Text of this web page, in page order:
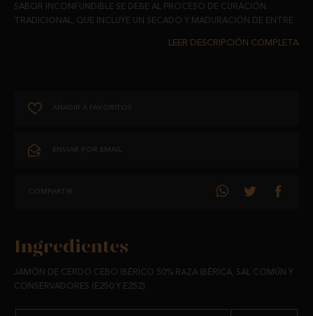
SABOR INCONFUNDIBLE SE DEBE AL PROCESO DE CURACIÓN
TRADICIONAL, QUE INCLUYE UN SECADO Y MADURACIÓN DE ENTRE
CONSUMO PREFERENTE: 6 MESES.
ENVASADOS AL VACÍO PARA GARANTIZAR SU FRESCURA Y CALIDAD.
NO COMESTIBLES SE PUEDEN INCLUIR EN EL PEDIDO PREVIA
PRODUCTO CUMPLE CON TODAS LAS NORMATIVAS VIGENTES.
AÑADIR A FAVORITOS
ENVIAR POR EMAIL
COMPARTIR
Ingredientes
JAMÓN DE CERDO CEBO IBÉRICO 50% RAZA IBÉRICA, SAL COMÚN Y
CONSERVADORES (E250 Y E252).